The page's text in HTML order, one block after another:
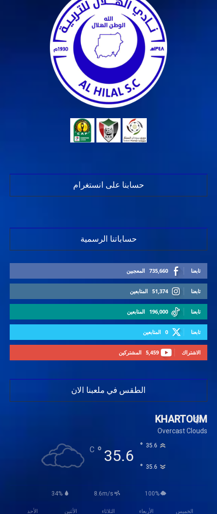
حسابنا على انستغرام
حساباتنا الرسمية
735,660 المعجبين تابعنا
51,374 المتابعين تابعنا
196,000 المتابعين تابعنا
0 المتابعين تابعنا
5,459 المشتركين الاشتراك
الطقس في ملعبنا الان
KHARTOUM
Overcast Clouds
35.6
°
C 35.6
°
35.6
°
34% 8.6m/s 100%
الأحد الأثنين الثلاثاء الأربعاء الخميس